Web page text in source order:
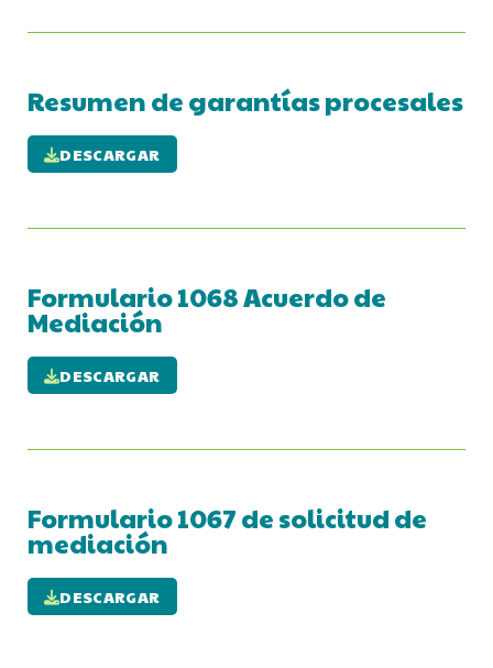
Resumen de garantías procesales
DESCARGAR
Formulario 1068 Acuerdo de
Mediación
DESCARGAR
Formulario 1067 de solicitud de
mediación
DESCARGAR